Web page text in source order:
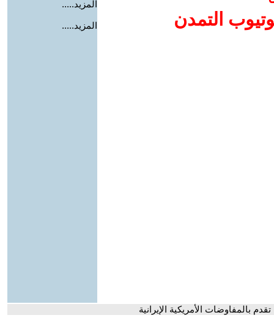
التمدن
المزيد.....
المزيد.....
بالمفاوضات الأمريكية الإيرانية